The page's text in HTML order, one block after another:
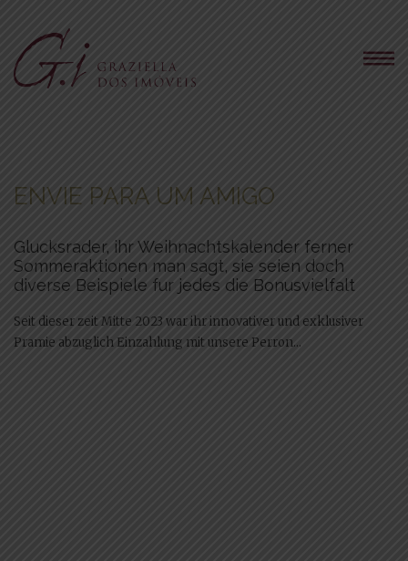
ENVIE PARA UM AMIGO
Glucksrader, ihr Weihnachtskalender ferner
Sommeraktionen man sagt, sie seien doch
diverse Beispiele fur jedes die Bonusvielfalt
Seit dieser zeit Mitte 2023 war ihr innovativer und exklusiver
Pramie abzuglich Einzahlung mit unsere Perron...